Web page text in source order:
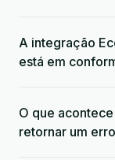
A integração
está em
O que
retornar um